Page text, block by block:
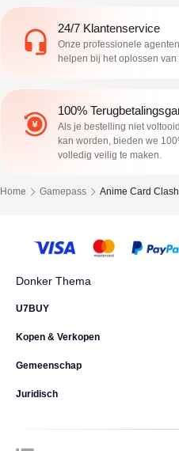
24/7 Klantenservice
Onze professionele
helpen bij het oplossen
100%
Als je bestelling niet
kan worden, bieden we
volledig veilig te maken.
Home Gamepass Anime Card
Donker Thema
U7BUY
Kopen & Verkopen
Gemeenschap
Juridisch